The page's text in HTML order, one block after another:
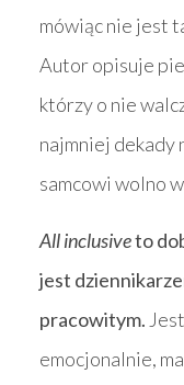
mówiąc nie jest
Autor opisuje
którzy o nie
najmniej dekady
samcowi wolno
All inclusiveto
jest
pracowitym.
emocjonalnie,